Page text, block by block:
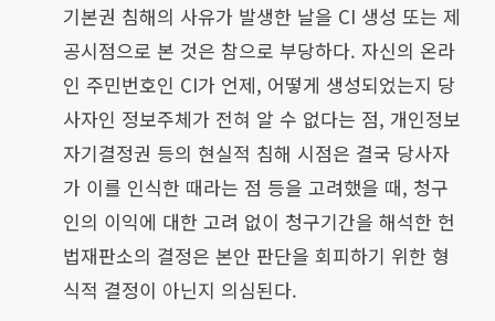
기본권 침해의 사유가 발생한 날을 CI 생성 또는 제
공시점으로 본 것은 참으로 부당하다. 자신의 온라
인 주민번호인 CI가 언제, 어떻게 생성되었는지 당
사자인 정보주체가 전혀 알 수 없다는 점, 개인정보
자기결정권 등의 현실적 침해 시점은 결국 당사자
가 이를 인식한 때라는 점 등을 고려했을 때, 청구
인의 이익에 대한 고려 없이 청구기간을 해석한 헌
법재판소의 결정은 본안 판단을 회피하기 위한 형
식적 결정이 아닌지 의심된다.